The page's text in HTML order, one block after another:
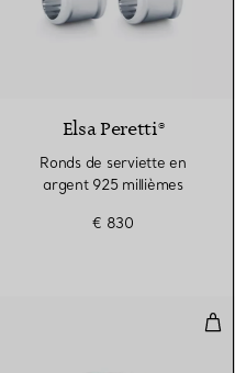
Elsa Peretti®
Ronds de serviette en
argent 925 millièmes
€ 830
Thumbprint